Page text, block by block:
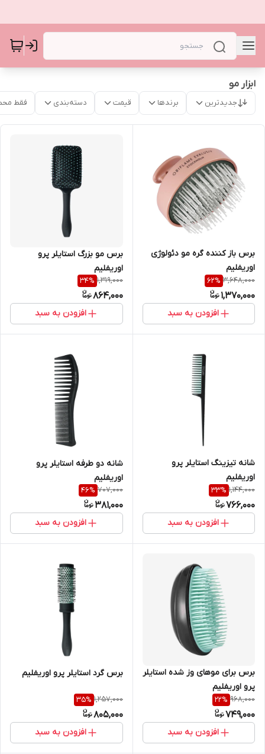
ابزار مو
جدیدترین برندها قیمت دسته‌بندی فقط
برس باز کننده گره مو دئولوژی
اوریفلیم
3,648,000
62%
1,370,000
افزودن به سبد
برس مو بزرگ استایلر پرو
اوریفلیم
1,319,000
34%
864,000
افزودن به سبد
شانه تیزینگ استایلر پرو
اوریفلیم
1,144,000
33%
766,000
افزودن به سبد
شانه دو طرفه استایلر پرو
اوریفلیم
707,000
46%
381,000
افزودن به سبد
برس برای موهای وز شده استایلر
پرو اوریفلیم
968,000
22%
749,000
افزودن به سبد
برس گرد استایلر پرو اوریفلیم
1,257,000
35%
805,000
افزودن به سبد